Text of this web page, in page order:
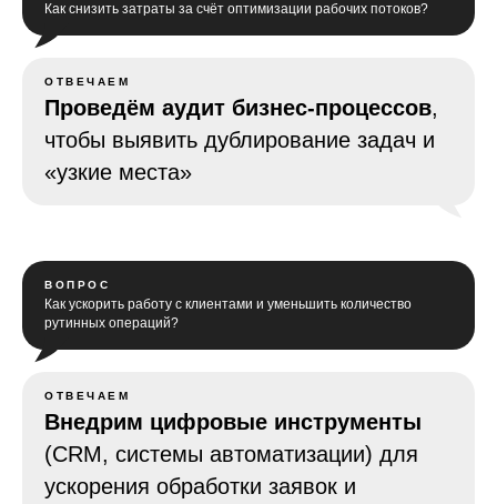
Как снизить затраты за счёт оптимизации рабочих потоков?
ОТВЕЧАЕМ
Проведём аудит бизнес-процессов,
чтобы выявить дублирование задач и
«узкие места»
ВОПРОС
Как ускорить работу с клиентами и уменьшить количество
рутинных операций?
ОТВЕЧАЕМ
Внедрим цифровые инструменты
(CRM, системы автоматизации) для
ускорения обработки заявок и